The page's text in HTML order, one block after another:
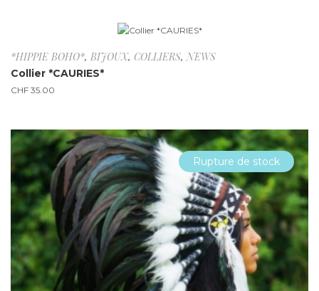
*HIPPIE BOHO*, BIJOUX, COLLIERS, NEWS
Collier *CAURIES*
CHF 35.00
Rupture de stock